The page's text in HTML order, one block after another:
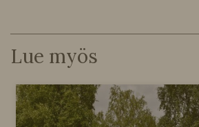
Lue myös